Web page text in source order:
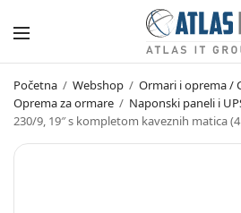
Početna / Webshop / Ormari i oprema /
Oprema za ormare / Naponski paneli i
230/9, 19″ s kompletom kaveznih matica